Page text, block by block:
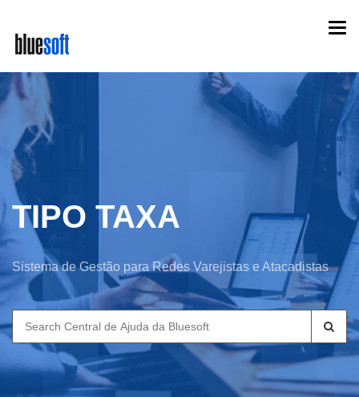
main
content
TIPO TAXA
Sistema de Gestão para Redes Varejistas e Atacadistas
Search
for: